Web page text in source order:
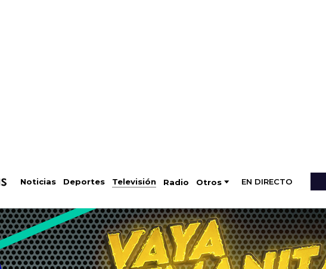
Noticias Deportes Televisión Radio Otros EN DIRECTO